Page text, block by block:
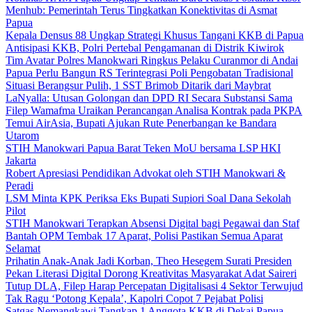
Menhub: Pemerintah Terus Tingkatkan Konektivitas di Asmat
Papua
Kepala Densus 88 Ungkap Strategi Khusus Tangani KKB di Papua
Antisipasi KKB, Polri Pertebal Pengamanan di Distrik Kiwirok
Tim Avatar Polres Manokwari Ringkus Pelaku Curanmor di Andai
Papua Perlu Bangun RS Terintegrasi Poli Pengobatan Tradisional
Situasi Berangsur Pulih, 1 SST Brimob Ditarik dari Maybrat
LaNyalla: Utusan Golongan dan DPD RI Secara Substansi Sama
Filep Wamafma Uraikan Perancangan Analisa Kontrak pada PKPA
Temui AirAsia, Bupati Ajukan Rute Penerbangan ke Bandara
Utarom
STIH Manokwari Papua Barat Teken MoU bersama LSP HKI
Jakarta
Robert Apresiasi Pendidikan Advokat oleh STIH Manokwari &
Peradi
LSM Minta KPK Periksa Eks Bupati Supiori Soal Dana Sekolah
Pilot
STIH Manokwari Terapkan Absensi Digital bagi Pegawai dan Staf
Bantah OPM Tembak 17 Aparat, Polisi Pastikan Semua Aparat
Selamat
Prihatin Anak-Anak Jadi Korban, Theo Hesegem Surati Presiden
Pekan Literasi Digital Dorong Kreativitas Masyarakat Adat Saireri
Tutup DLA, Filep Harap Percepatan Digitalisasi 4 Sektor Terwujud
Tak Ragu ‘Potong Kepala’, Kapolri Copot 7 Pejabat Polisi